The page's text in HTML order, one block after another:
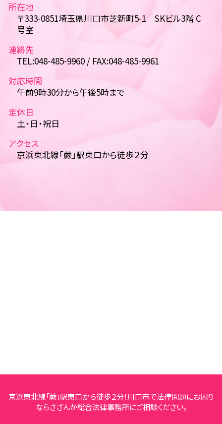
所在地
〒333-0851埼玉県川口市芝新町5-1 SKビル3階 C
号室
連絡先
TEL:048-485-9960 / FAX:048-485-9961
対応時間
午前9時30分から午後5時まで
定休日
土・日・祝日
アクセス
京浜東北線「蕨」駅東口から徒歩２分
京浜東北線「蕨」駅東口から徒歩２分！川口市で法律問題にお困り
ならさざんか総合法律事務所にご相談ください。